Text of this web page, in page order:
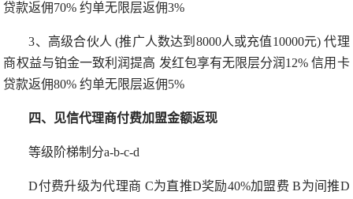
贷款返佣70% 约单无限层返佣3%
3、高级合伙人 (推广人数达到8000人或充值10000元) 代理
商权益与铂金一致利润提高 发红包享有无限层分润12% 信用卡
贷款返佣80% 约单无限层返佣5%
四、见信代理商付费加盟金额返现
等级阶梯制分a-b-c-d
D付费升级为代理商 C为直推D奖励40%加盟费 B为间推D